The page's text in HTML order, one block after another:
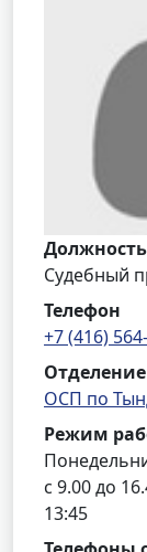
Должность
Судебный
Телефон
+7 (416)
Отделение
ОСП по
Режим
с 9.00 до
13:45